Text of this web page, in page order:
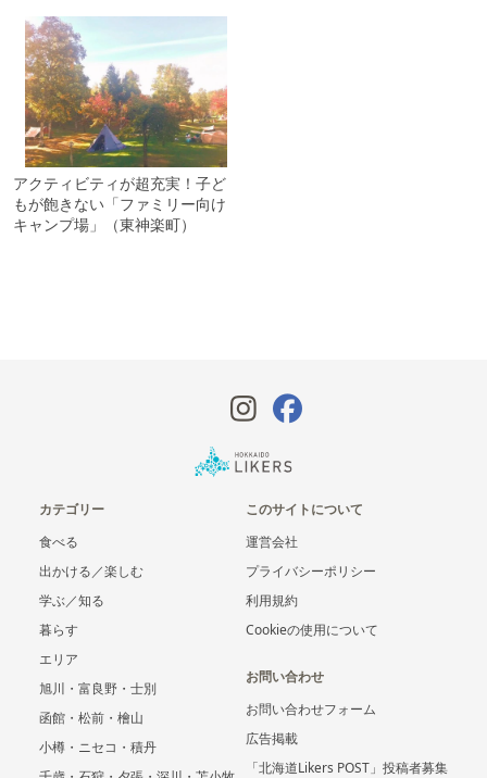
アクティビティが超充実！子ど
もが飽きない「ファミリー向け
キャンプ場」（東神楽町）
カテゴリー
食べる
出かける／楽しむ
学ぶ／知る
暮らす
エリア
旭川・富良野・士別
函館・松前・檜山
小樽・ニセコ・積丹
このサイトについて
運営会社
プライバシーポリシー
利用規約
Cookieの使用について
お問い合わせ
お問い合わせフォーム
広告掲載
「北海道Likers POST」投稿者募集